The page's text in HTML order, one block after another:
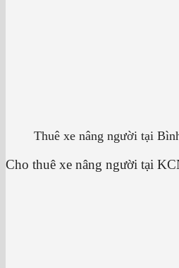
Thuê xe nâng người tại
Cho thuê xe nâng người tại